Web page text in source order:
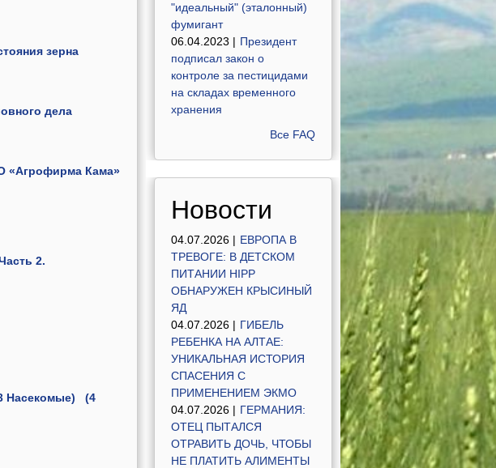
зерна
дела
«Агрофирма Кама»
2.
Насекомые)
(4
"идеальный" (эталонный)
фумигант
06.04.2023 | Президент
подписал закон о
контроле за пестицидами
на складах временного
хранения
Все FAQ
Новости
04.07.2026 | ЕВРОПА В
ТРЕВОГЕ: В ДЕТСКОМ
ПИТАНИИ HIPP
ОБНАРУЖЕН КРЫСИНЫЙ
ЯД
04.07.2026 | ГИБЕЛЬ
РЕБЕНКА НА АЛТАЕ:
УНИКАЛЬНАЯ ИСТОРИЯ
СПАСЕНИЯ С
ПРИМЕНЕНИЕМ ЭКМО
04.07.2026 | ГЕРМАНИЯ:
ОТЕЦ ПЫТАЛСЯ
ОТРАВИТЬ ДОЧЬ, ЧТОБЫ
НЕ ПЛАТИТЬ АЛИМЕНТЫ